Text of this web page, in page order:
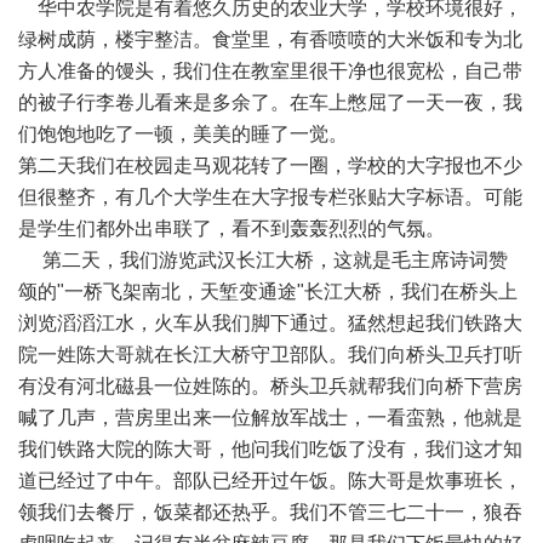
华中农学院是有着悠久历史的农业大学，学校环境很好，
绿树成荫，楼宇整洁。食堂里，有香喷喷的大米饭和专为北
方人准备的馒头，我们住在教室里很干净也很宽松，自己带
的被子行李卷儿看来是多余了。在车上憋屈了一天一夜，我
们饱饱地吃了一顿，美美的睡了一觉。
第二天我们在校园走马观花转了一圈，学校的大字报也不少
但很整齐，有几个大学生在大字报专栏张贴大字标语。可能
是学生们都外出串联了，看不到轰轰烈烈的气氛。
第二天，我们游览武汉长江大桥，这就是毛主席诗词赞
颂的"一桥飞架南北，天堑变通途"长江大桥，我们在桥头上
浏览滔滔江水，火车从我们脚下通过。猛然想起我们铁路大
院一姓陈大哥就在长江大桥守卫部队。我们向桥头卫兵打听
有没有河北磁县一位姓陈的。桥头卫兵就帮我们向桥下营房
喊了几声，营房里出来一位解放军战士，一看蛮熟，他就是
我们铁路大院的陈大哥，他问我们吃饭了没有，我们这才知
道已经过了中午。部队已经开过午饭。陈大哥是炊事班长，
领我们去餐厅，饭菜都还热乎。我们不管三七二十一，狼吞